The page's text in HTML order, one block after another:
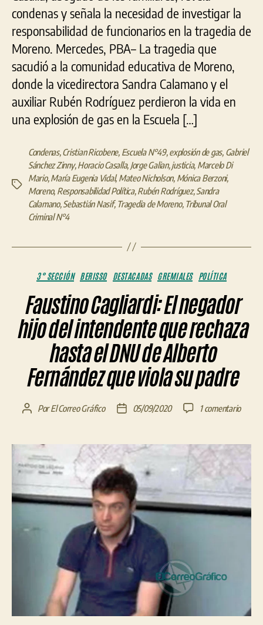
condenas y señala la necesidad de investigar la
responsabilidad de funcionarios en la tragedia de
Moreno. Mercedes, PBA– La tragedia que
sacudió a la comunidad educativa de Moreno,
donde la vicedirectora Sandra Calamano y el
auxiliar Rubén Rodríguez perdieron la vida en
una explosión de gas en la Escuela […]
Etiquetas
Condenas,Cristian Ricobene, Escuela N°49,explosión de gas, Gabriel
Sánchez Zinny,Horacio Casalla, Jorge Galian,justicia, Marcelo Di
Mario,María Eugenia Vidal,Mateo Nicholson, Mónica Berzoni,
Moreno, Responsabilidad Política,Rubén Rodríguez,Sandra
Calamano,Sebastián Nasif, Tragedia de Moreno, Tribunal Oral
Criminal N°4
Categorías
3° SECCIÓN BERISSO DESTACADAS GREMIALES POLÍTICA
Faustino Cagliardi: El negador
hijo del intendente que rechaza
hasta el DNU de Alberto
Fernández que viola su padre
Autor
entrada
PorEl Correo Gráfico
Fecha
entrada
05/09/2020 1 comentarioen
El
que
que